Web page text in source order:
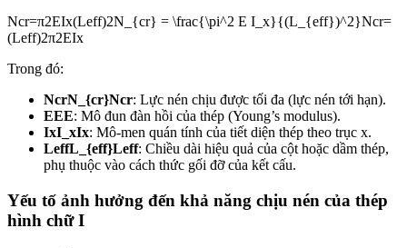
Ncr=π2EIx(Leff)2N_{cr} = \frac{\pi^2 E I_x}{(L_{eff})^2}Ncr​=
(Leff​)2π2EIx​​
Trong đó:
NcrN_{cr}Ncr​: Lực nén chịu được tối đa (lực nén tới hạn).
EEE: Mô đun đàn hồi của thép (Young’s modulus).
IxI_xIx​: Mô-men quán tính của tiết diện thép theo trục x.
LeffL_{eff}Leff​: Chiều dài hiệu quả của cột hoặc dầm thép,
phụ thuộc vào cách thức gối đỡ của kết cấu.
Yếu tố ảnh hưởng đến khả năng chịu nén của thép
hình chữ I